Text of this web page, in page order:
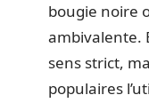
bougie noire
ambivalente.
sens strict,
populaires